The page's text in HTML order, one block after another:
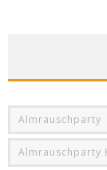
Almrauschparty
Almrauschparty